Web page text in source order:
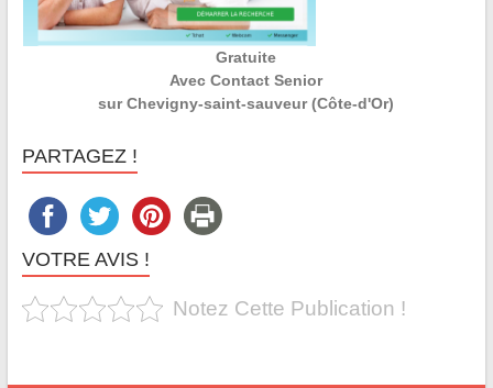
Gratuite
Avec Contact Senior
sur Chevigny-saint-sauveur (Côte-d'Or)
PARTAGEZ !
VOTRE AVIS !
Notez Cette Publication !